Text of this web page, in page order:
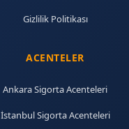
Gizlilik Politikası
ACENTELER
Ankara Sigorta Acenteleri
İstanbul Sigorta Acenteleri